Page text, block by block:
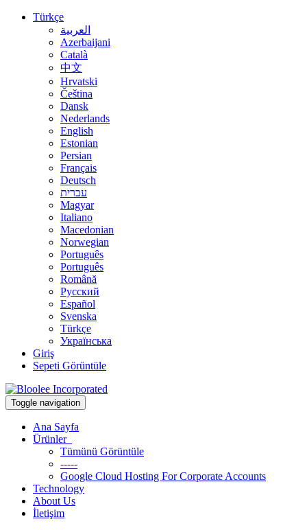
Türkçe
العربية
Azerbaijani
Català
中文
Hrvatski
Čeština
Dansk
Nederlands
English
Estonian
Persian
Français
Deutsch
עברית
Magyar
Italiano
Macedonian
Norwegian
Português
Português
Română
Русский
Español
Svenska
Türkçe
Українська
Giriş
Sepeti Görüntüle
Toggle navigation
Ana Sayfa
Ürünler
Tümünü Görüntüle
-----
Google Cloud Hosting For Corporate Accounts
Technology
About Us
İletişim